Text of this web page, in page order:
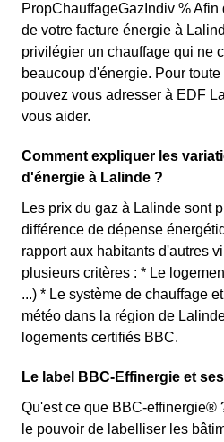
PropChauffageGazIndiv %
de votre facture énergie à
privilégier un chauffage qui ne
beaucoup d'énergie. Pour
pouvez vous adresser à EDF
vous aider.
Comment expliquer les
d'énergie à Lalinde ?
Les prix du gaz à Lalinde sont
différence de dépense
rapport aux habitants d'autres
plusieurs critères : * Le
...) * Le système de chauffage
météo dans la région de
logements certifiés BBC.
Le label BBC-Effinergie et
Qu'est ce que BBC-effinergie®
le pouvoir de labelliser les